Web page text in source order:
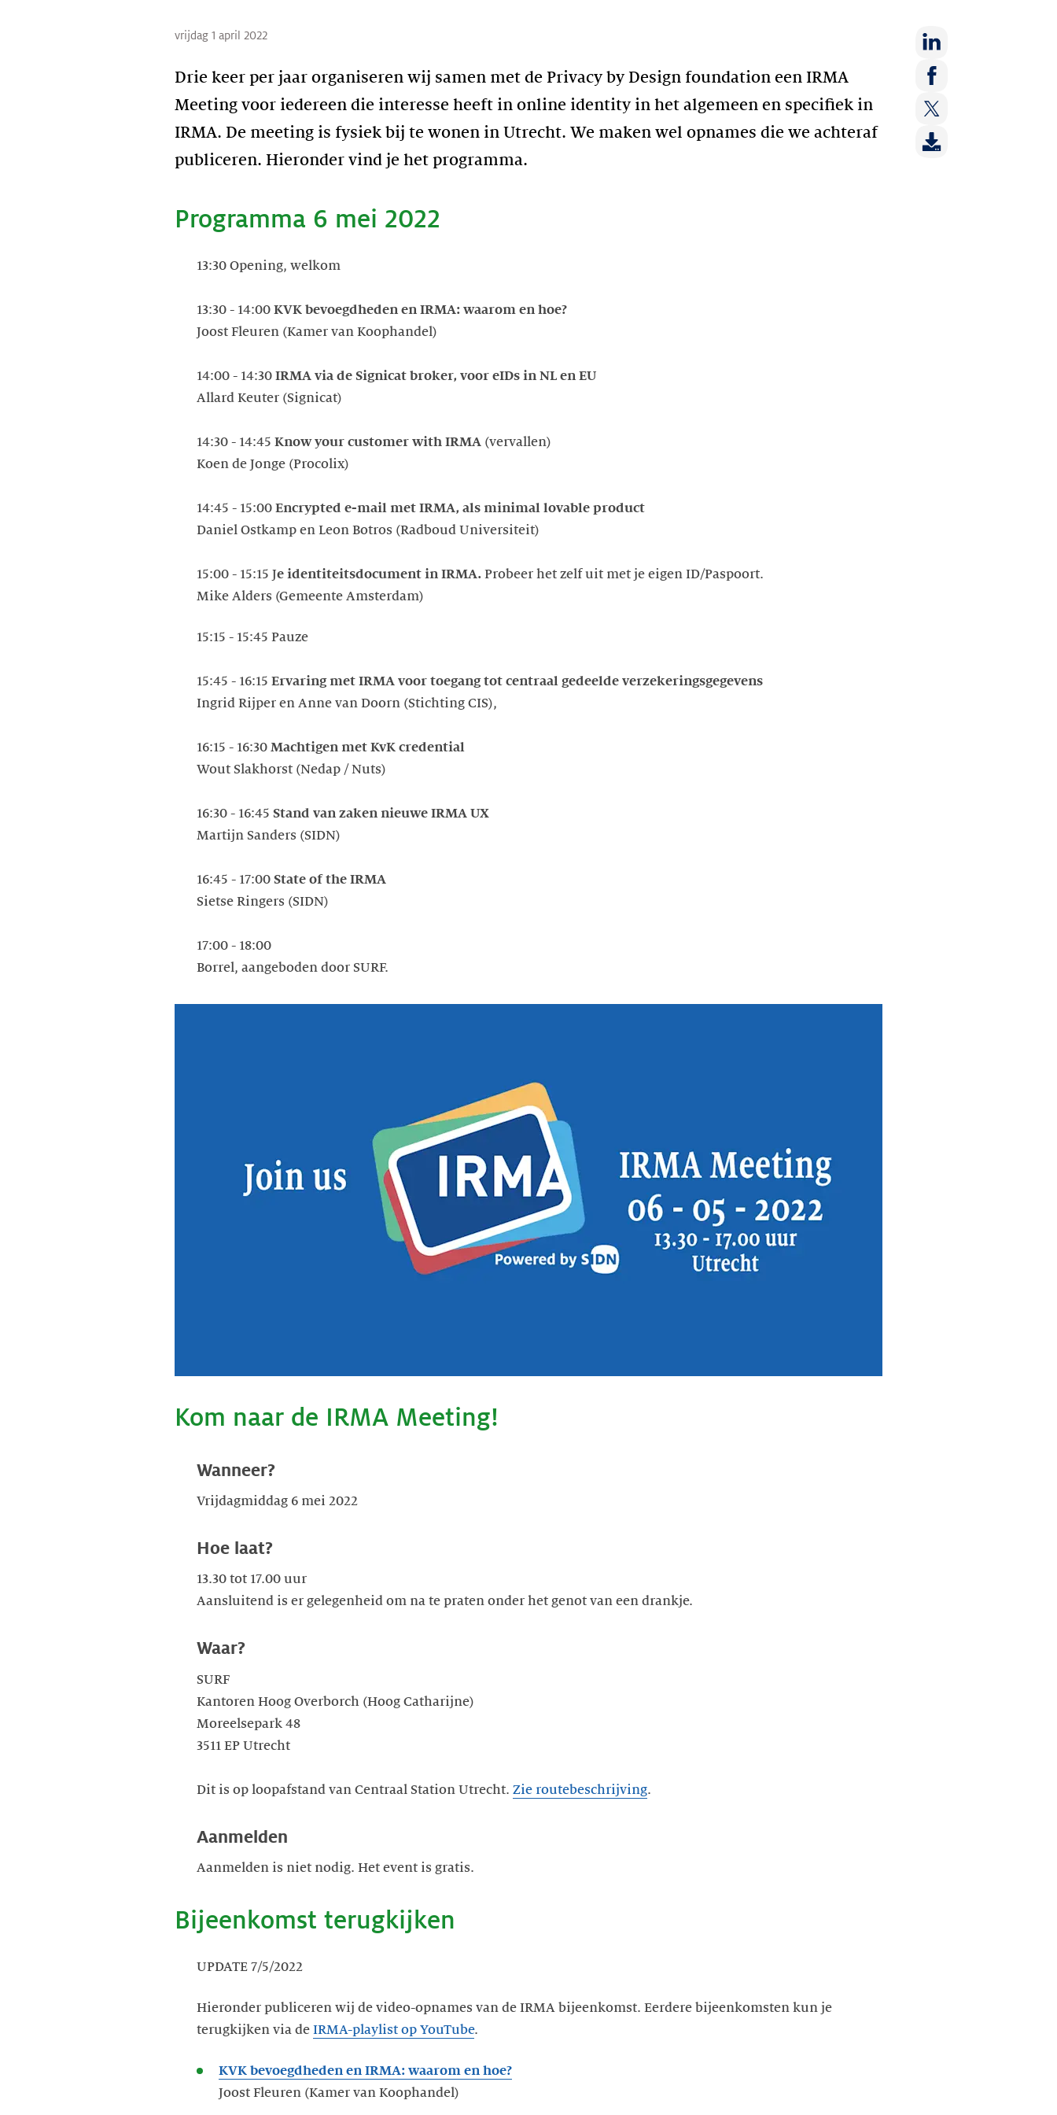
vrijdag 1 april 2022
Drie keer per jaar organiseren wij samen met de Privacy by Design foundation een IRMA
Meeting voor iedereen die interesse heeft in online identity in het algemeen en specifiek in
IRMA. De meeting is fysiek bij te wonen in Utrecht. We maken wel opnames die we achteraf
publiceren. Hieronder vind je het programma.
Deel
op:
LinkedIn
Deel
Facebook
Deel
op:
Programma 6 mei 2022
13:30 Opening, welkom
13:30 - 14:00 KVK bevoegdheden en IRMA: waarom en hoe?
Joost Fleuren (Kamer van Koophandel)
14:00 - 14:30 IRMA via de Signicat broker, voor eIDs in NL en EU
Allard Keuter (Signicat)
14:30 - 14:45 Know your customer with IRMA (vervallen)
Koen de Jonge (Procolix)
14:45 - 15:00 Encrypted e-mail met IRMA, als minimal lovable product
Daniel Ostkamp en Leon Botros (Radboud Universiteit)
15:00 - 15:15 Je identiteitsdocument in IRMA. Probeer het zelf uit met je eigen ID/Paspoort.
Mike Alders (Gemeente Amsterdam)
15:15 - 15:45 Pauze
15:45 - 16:15 Ervaring met IRMA voor toegang tot centraal gedeelde verzekeringsgegevens
Ingrid Rijper en Anne van Doorn (Stichting CIS),
16:15 - 16:30 Machtigen met KvK credential
Wout Slakhorst (Nedap / Nuts)
16:30 - 16:45 Stand van zaken nieuwe IRMA UX
Martijn Sanders (SIDN)
16:45 - 17:00 State of the IRMA
Sietse Ringers (SIDN)
17:00 - 18:00
Borrel, aangeboden door SURF.
Kom naar de IRMA Meeting!
Wanneer?
Vrijdagmiddag 6 mei 2022
Hoe laat?
13.30 tot 17.00 uur
Aansluitend is er gelegenheid om na te praten onder het genot van een drankje.
Waar?
SURF
Kantoren Hoog Overborch (Hoog Catharijne)
Moreelsepark 48
3511 EP Utrecht
Dit is op loopafstand van Centraal Station Utrecht. Zie routebeschrijving.
Aanmelden
Aanmelden is niet nodig. Het event is gratis.
Bijeenkomst terugkijken
UPDATE 7/5/2022
Hieronder publiceren wij de video-opnames van de IRMA bijeenkomst. Eerdere bijeenkomsten kun je
terugkijken via de IRMA-playlist op YouTube.
KVK bevoegdheden en IRMA: waarom en hoe?